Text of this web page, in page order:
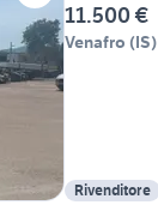
11.500 €
Venafro (IS)
Rivenditore